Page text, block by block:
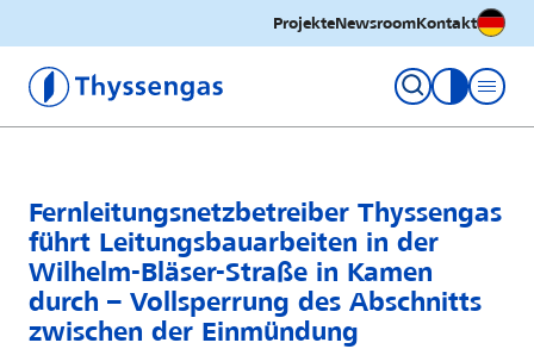
ProjekteNewsroomKontakt
Thyssengas GmbH
Fernleitungsnetzbetreiber Thyssengas
führt Leitungsbauarbeiten in der
Wilhelm-Bläser-Straße in Kamen
durch – Vollsperrung des Abschnitts
zwischen der Einmündung